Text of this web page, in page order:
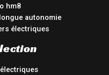
hm8
autonomie
électriques